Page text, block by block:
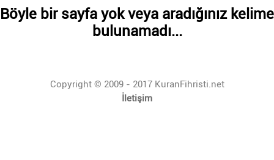
Böyle bir sayfa yok veya aradığınız kelime
bulunamadı...
Copyright © 2009 - 2017 KuranFihristi.net
İletişim